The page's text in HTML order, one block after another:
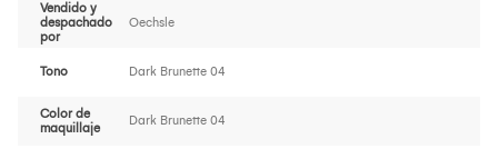
Vendido y
despachado
por
Oechsle
Tono Dark Brunette 04
Color de
maquillaje
Dark Brunette 04